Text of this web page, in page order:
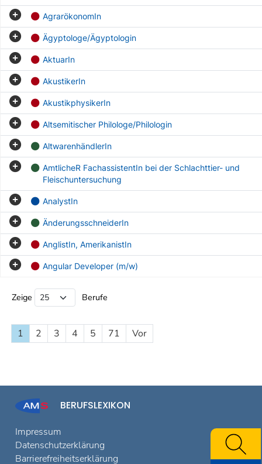
AgrarökonomIn
Ägyptologe/Ägyptologin
AktuarIn
AkustikerIn
AkustikphysikerIn
Altsemitischer Philologe/Philologin
AltwarenhändlerIn
AmtlicheR FachassistentIn bei der Schlachttier- und
Fleischuntersuchung
AnalystIn
ÄnderungsschneiderIn
AnglistIn, AmerikanistIn
Angular Developer (m/w)
Zeige Berufe
1 2 3 4 5 71 Vor
BERUFSLEXIKON
Impressum
Datenschutzerklärung
Barrierefreiheitserklärung